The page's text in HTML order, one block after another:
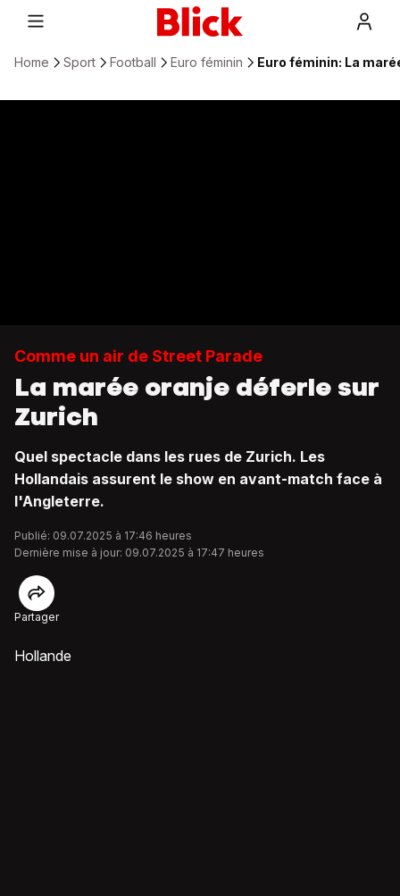
Home Sport Football Euro féminin Euro féminin: La
Comme un air de Street Parade
La marée oranje déferle sur
Zurich
Quel spectacle dans les rues de Zurich. Les
Hollandais assurent le show en avant-match face à
l'Angleterre.
Publié: 09.07.2025 à 17:46 heures
Dernière mise à jour: 09.07.2025 à 17:47 heures
Partager
Hollande